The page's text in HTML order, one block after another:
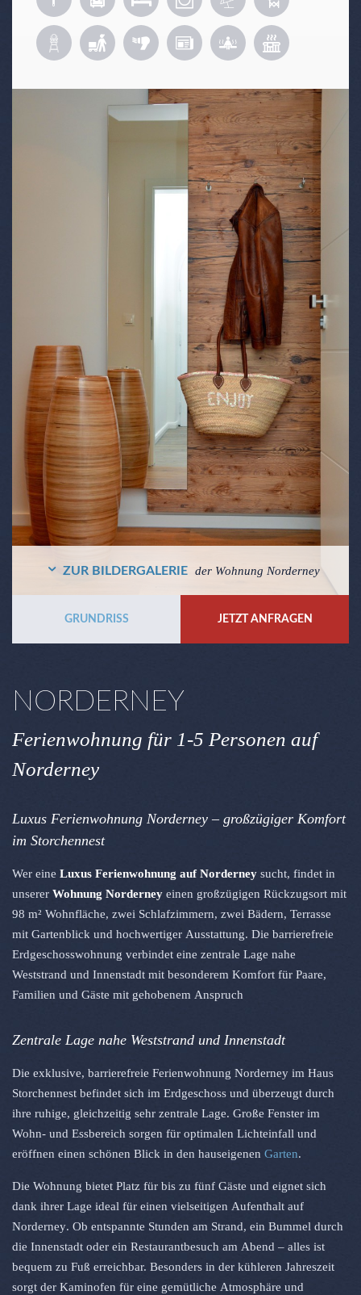
GRUNDRISS JETZT ANFRAGEN
ZUR BILDERGALERIE der Wohnung Norderney
NORDERNEY
Ferienwohnung für 1-5 Personen auf
Norderney
Luxus Ferienwohnung Norderney – großzügiger Komfort
im Storchennest
Wer eine Luxus Ferienwohnung auf Norderney sucht, findet in
unserer Wohnung Norderney einen großzügigen Rückzugsort mit
98 m² Wohnfläche, zwei Schlafzimmern, zwei Bädern, Terrasse
mit Gartenblick und hochwertiger Ausstattung. Die barrierefreie
Erdgeschosswohnung verbindet eine zentrale Lage nahe
Weststrand und Innenstadt mit besonderem Komfort für Paare,
Familien und Gäste mit gehobenem Anspruch
Zentrale Lage nahe Weststrand und Innenstadt
Die exklusive, barrierefreie Ferienwohnung Norderney im Haus
Storchennest befindet sich im Erdgeschoss und überzeugt durch
ihre ruhige, gleichzeitig sehr zentrale Lage. Große Fenster im
Wohn- und Essbereich sorgen für optimalen Lichteinfall und
eröffnen einen schönen Blick in den hauseigenen Garten.
Die Wohnung bietet Platz für bis zu fünf Gäste und eignet sich
dank ihrer Lage ideal für einen vielseitigen Aufenthalt auf
Norderney. Ob entspannte Stunden am Strand, ein Bummel durch
die Innenstadt oder ein Restaurantbesuch am Abend – alles ist
bequem zu Fuß erreichbar. Besonders in der kühleren Jahreszeit
sorgt der Kaminofen für eine gemütliche Atmosphäre und